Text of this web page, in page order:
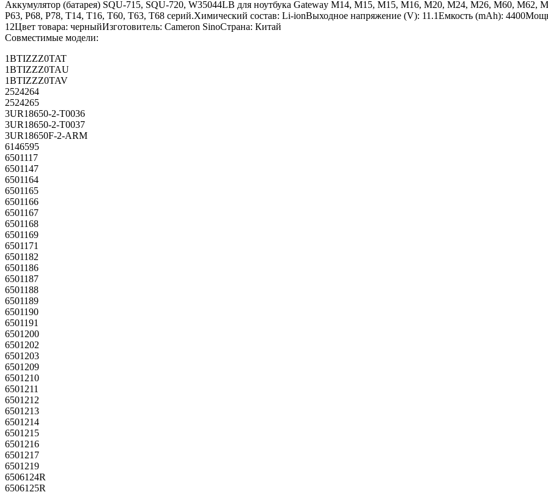
Аккумулятор (батарея) SQU-715, SQU-720, W35044LB для ноутбука Gateway M14, M15, M15, M16, M20, M24, M26, M60, M62,
P63, P68, P78, T14, T16, T60, T63, T68 серий.Химический состав: Li-ionВыходное напряжение (V): 11.1Емкость (mAh):
12Цвет товара: черныйИзготовитель: Cameron SinoСтрана: Китай
Совместимые модели:
1BTIZZZ0TAT
1BTIZZZ0TAU
1BTIZZZ0TAV
2524264
2524265
3UR18650-2-T0036
3UR18650-2-T0037
3UR18650F-2-ARM
6146595
6501117
6501147
6501164
6501165
6501166
6501167
6501168
6501169
6501171
6501182
6501186
6501187
6501188
6501189
6501190
6501191
6501200
6501202
6501203
6501209
6501210
6501211
6501212
6501213
6501214
6501215
6501216
6501217
6501219
6506124R
6506125R